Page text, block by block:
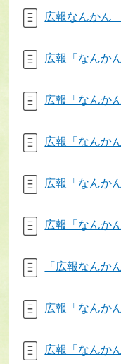
広報なんかん
広報「なんか
広報「なんか
広報「なんか
広報「なんか
広報「なんか
「広報なんか
広報「なんか
広報「なんか